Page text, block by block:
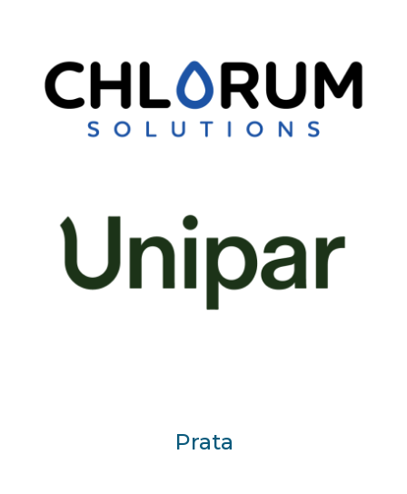
Prata